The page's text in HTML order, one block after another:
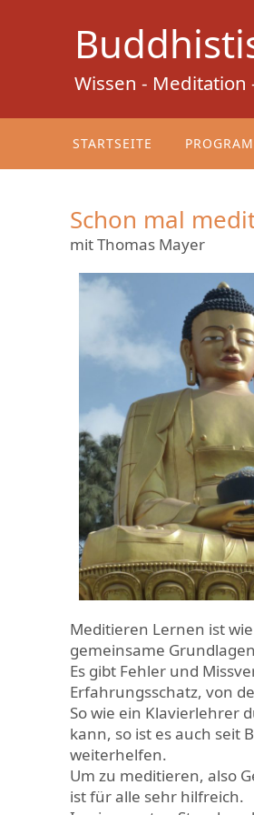
Wissen - Meditation
STARTSEITE
Schon mal
mit Thomas Mayer
Meditieren Lernen ist
gemeinsame
Es gibt Fehler und
Erfahrungsschatz, von
So wie ein Klavierlehrer
kann, so ist es auch seit
weiterhelfen.
Um zu meditieren, also
ist für alle sehr hilfreich.